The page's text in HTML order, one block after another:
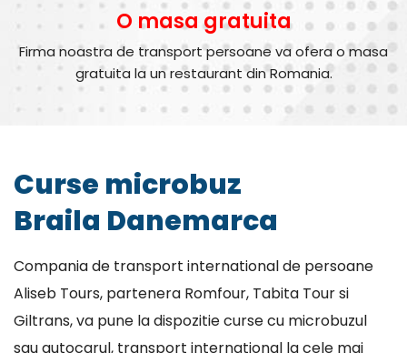
O masa gratuita
Firma noastra de transport persoane va ofera o masa
gratuita la un restaurant din Romania.
Curse microbuz
Braila Danemarca
Compania de transport international de persoane
Aliseb Tours, partenera Romfour, Tabita Tour si
Giltrans, va pune la dispozitie curse cu microbuzul
sau autocarul, transport international la cele mai